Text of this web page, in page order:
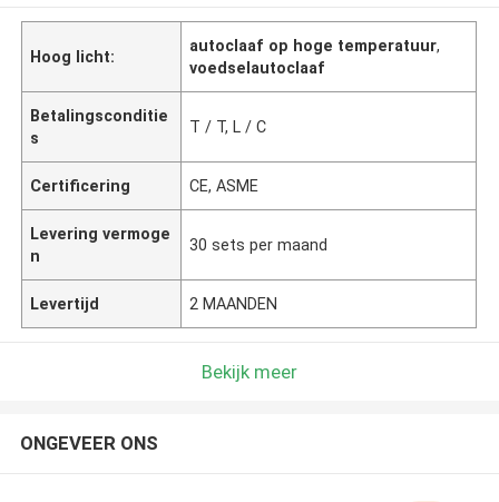
Hoog licht:
autoclaaf op hoge temperatuur,
voedselautoclaaf
Betalingsconditie
s
T / T, L / C
Certificering CE, ASME
Levering vermoge
n
30 sets per maand
Levertijd 2 MAANDEN
Bekijk meer
ONGEVEER ONS